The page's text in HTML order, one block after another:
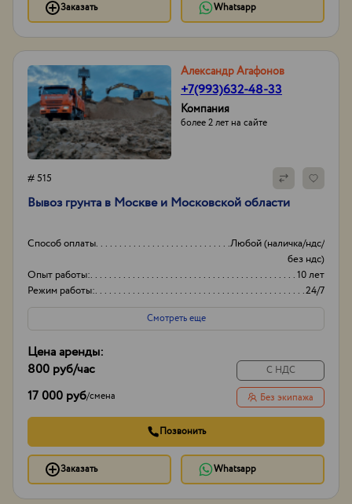
Заказать Whatsapp
Александр Агафонов
+7(993)632-48-33
Компания
более 2 лет на сайте
# 515
Вывоз грунта в Москве и Московской области
Способ оплаты
Любой (наличка/ндс/
без ндс)
Опыт работы:
10 лет
Режим работы:
24/7
Объем
20-30
Смотреть еще
Цена аренды:
800 руб/час
17 000 руб/смена
С НДС
Без экипажа
Позвонить
Заказать Whatsapp